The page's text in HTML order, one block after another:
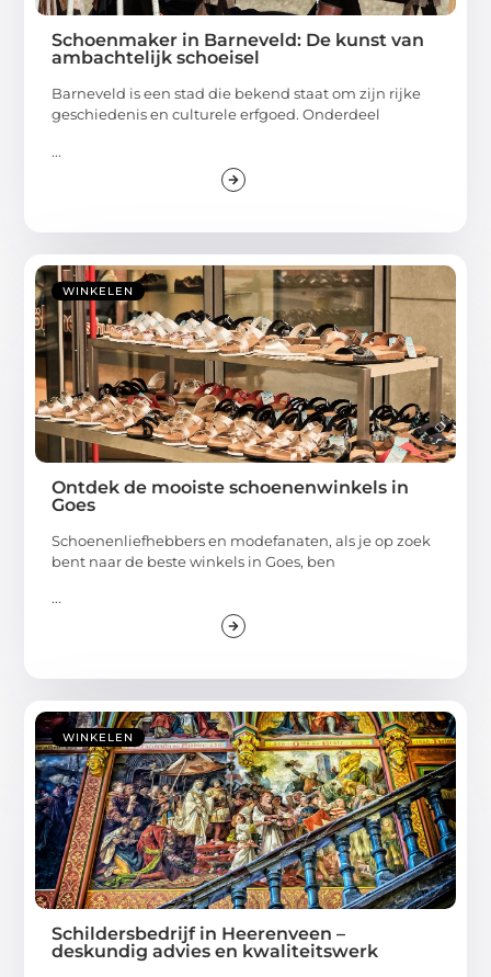
Schoenmaker in Barneveld: De kunst van
ambachtelijk schoeisel
Barneveld is een stad die bekend staat om zijn rijke
geschiedenis en culturele erfgoed. Onderdeel
...
WINKELEN
Ontdek de mooiste schoenenwinkels in
Goes
Schoenenliefhebbers en modefanaten, als je op zoek
bent naar de beste winkels in Goes, ben
...
WINKELEN
Schildersbedrijf in Heerenveen –
deskundig advies en kwaliteitswerk